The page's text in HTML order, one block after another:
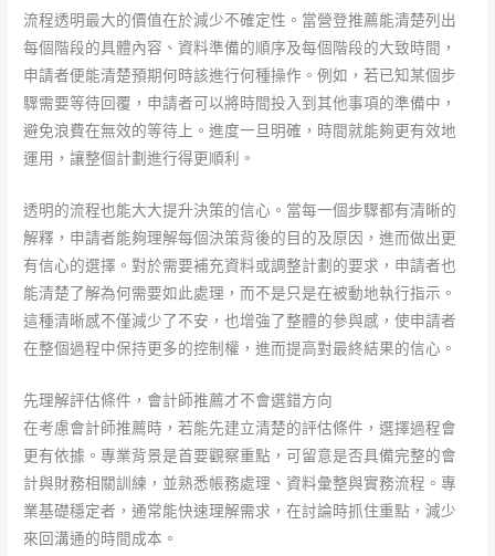
流程透明最大的價值在於減少不確定性。當營登推薦能清楚列出
每個階段的具體內容、資料準備的順序及每個階段的大致時間，
申請者便能清楚預期何時該進行何種操作。例如，若已知某個步
驟需要等待回覆，申請者可以將時間投入到其他事項的準備中，
避免浪費在無效的等待上。進度一旦明確，時間就能夠更有效地
運用，讓整個計劃進行得更順利。
透明的流程也能大大提升決策的信心。當每一個步驟都有清晰的
解釋，申請者能夠理解每個決策背後的目的及原因，進而做出更
有信心的選擇。對於需要補充資料或調整計劃的要求，申請者也
能清楚了解為何需要如此處理，而不是只是在被動地執行指示。
這種清晰感不僅減少了不安，也增強了整體的參與感，使申請者
在整個過程中保持更多的控制權，進而提高對最終結果的信心。
先理解評估條件，會計師推薦才不會選錯方向
在考慮會計師推薦時，若能先建立清楚的評估條件，選擇過程會
更有依據。專業背景是首要觀察重點，可留意是否具備完整的會
計與財務相關訓練，並熟悉帳務處理、資料彙整與實務流程。專
業基礎穩定者，通常能快速理解需求，在討論時抓住重點，減少
來回溝通的時間成本。